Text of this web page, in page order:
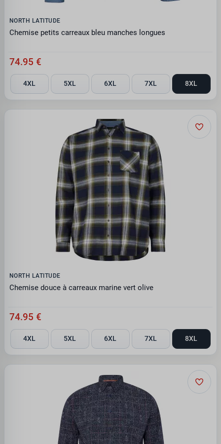
NORTH LATITUDE
Chemise petits carreaux bleu manches longues
74.95 €
4XL 5XL 6XL 7XL 8XL
NORTH LATITUDE
Chemise douce à carreaux marine vert olive
74.95 €
4XL 5XL 6XL 7XL 8XL